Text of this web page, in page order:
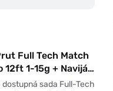
Full Tech Match
12ft 1-15g + Naviják
Vlasec
dostupná sada Full-Tech